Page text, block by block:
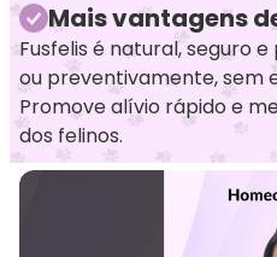
Mais vantagens
Fusfelis é natural, seguro
ou preventivamente, sem
Promove alívio rápido e
dos felinos.